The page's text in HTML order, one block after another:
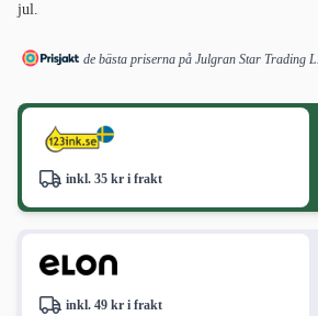
jul.
de bästa priserna på Julgran Star Trading
inkl. 35 kr i frakt
inkl. 49 kr i frakt